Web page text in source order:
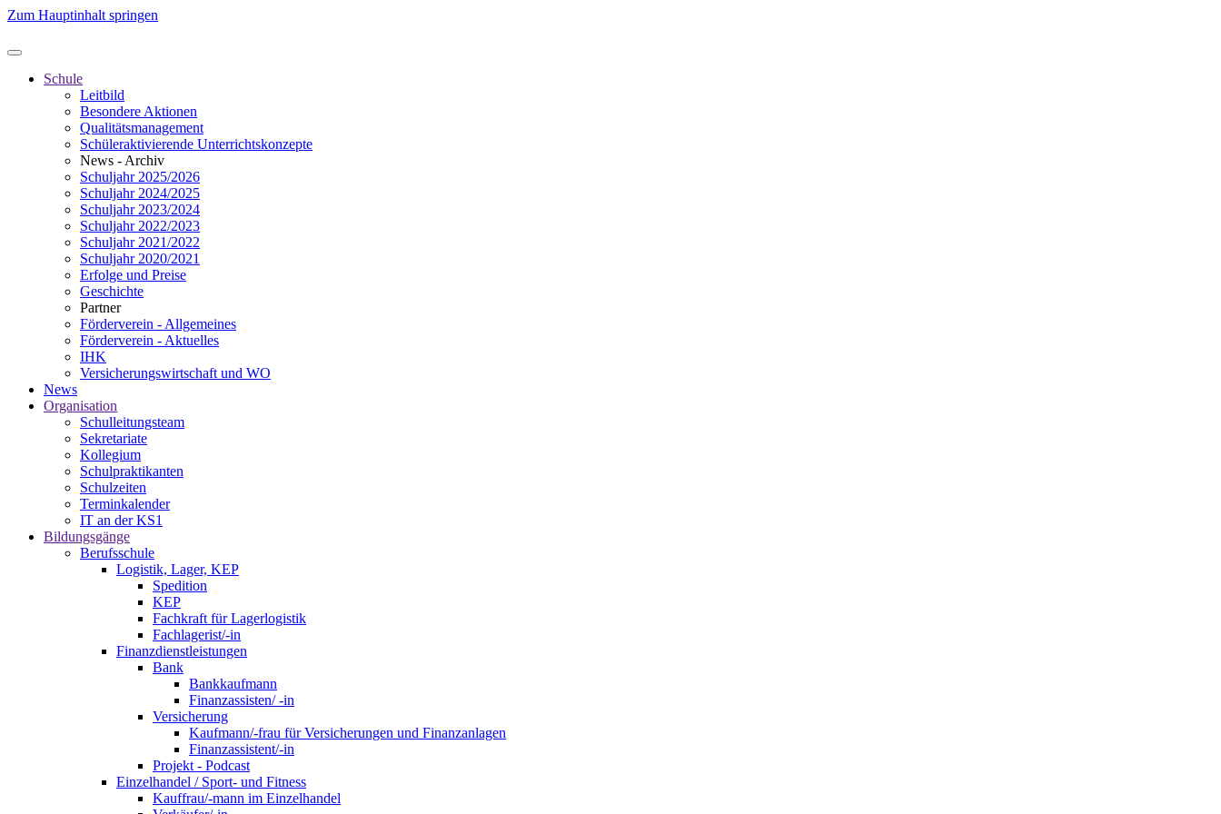
Zum Hauptinhalt springen
Schule
Leitbild
Besondere Aktionen
Qualitätsmanagement
Schüleraktivierende Unterrichtskonzepte
News - Archiv
Schuljahr 2025/2026
Schuljahr 2024/2025
Schuljahr 2023/2024
Schuljahr 2022/2023
Schuljahr 2021/2022
Schuljahr 2020/2021
Erfolge und Preise
Geschichte
Partner
Förderverein - Allgemeines
Förderverein - Aktuelles
IHK
Versicherungswirtschaft und WO
News
Organisation
Schulleitungsteam
Sekretariate
Kollegium
Schulpraktikanten
Schulzeiten
Terminkalender
IT an der KS1
Bildungsgänge
Berufsschule
Logistik, Lager, KEP
Spedition
KEP
Fachkraft für Lagerlogistik
Fachlagerist/-in
Finanzdienstleistungen
Bank
Bankkaufmann
Finanzassisten/ -in
Versicherung
Kaufmann/-frau für Versicherungen und Finanzanlagen
Finanzassistent/-in
Projekt - Podcast
Einzelhandel / Sport- und Fitness
Kauffrau/-mann im Einzelhandel